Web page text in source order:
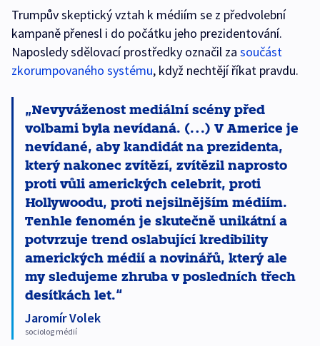
Trumpův skeptický vztah k médiím se z předvolební
kampaně přenesl i do počátku jeho prezidentování.
Naposledy sdělovací prostředky označil za součást
zkorumpovaného systému, když nechtějí říkat pravdu.
Nevyváženost mediální scény před
volbami byla nevídaná. (…) V Americe je
nevídané, aby kandidát na prezidenta,
který nakonec zvítězí, zvítězil naprosto
proti vůli amerických celebrit, proti
Hollywoodu, proti nejsilnějším médiím.
Tenhle fenomén je skutečně unikátní a
potvrzuje trend oslabující kredibility
amerických médií a novinářů, který ale
my sledujeme zhruba v posledních třech
desítkách let.
Jaromír Volek
sociolog médií